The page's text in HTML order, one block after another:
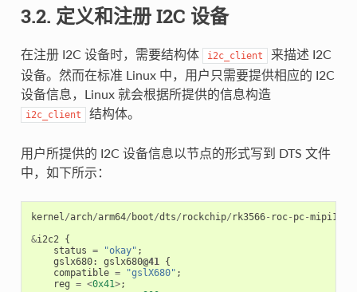
3.2. 定义和注册 I2C 设备
在注册 I2C 设备时，需要结构体 i2c_client
来描述 I2C
设备。然而在标准 Linux 中，用户只需要提供相应的 I2C
设备信息，Linux 就会根据所提供的信息构造
i2c_client 结构体。
用户所提供的 I2C 设备信息以节点的形式写到 DTS 文件
中，如下所示：
kernel/arch/arm64/ boot/dts/ rockchip/ rk3566- roc- pc-mipi101
&i2c2 {
status = "okay" ;
gslx680: gslx680@41 {
compatible = "gslX680" ;
reg = <0x41>;